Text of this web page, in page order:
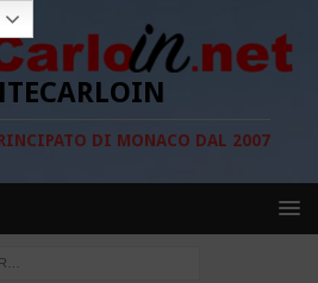
DI MONACO DAL 2007